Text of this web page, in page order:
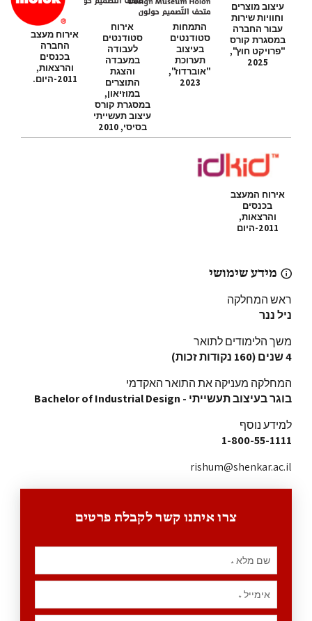
עיצוב מוצרים
וחוויות שירות
עבור החברה
במסגרת קורס
"פרויקט חוץ",
2025
התמחות
סטודנטים
בעיצוב
תערוכת
"אוברדוז",
2023
אירוח
סטודנטים
לעבודה
במעבדה
והצגת
התוצרים
במוזיאון,
במסגרת קורס
עיצוב תעשייתי
בסיסי, 2010
אירוח מעצב
החברה
בכנסים
והרצאות,
2011-היום.
אירוח המעצב
בכנסים
והרצאות,
2011-היום
מידע שימושי
ראש המחלקה
ניל ננר
משך הלימודים לתואר
4 שנים (160 נקודות זכות)
המחלקה מעניקה את התואר האקדמי
בוגר בעיצוב תעשייתי - Bachelor of Industrial Design
למידע נוסף
1-800-55-1111
rishum@shenkar.ac.il
צרו איתנו קשר לקבלת פרטים
שם מלא*
אימייל*